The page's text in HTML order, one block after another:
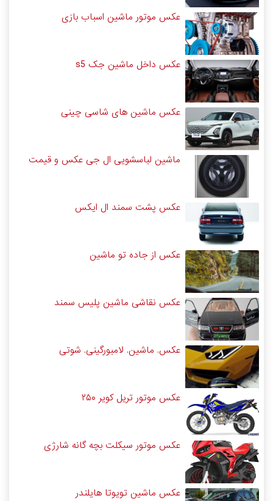
عکس موتور ماشین اسباب بازی
عکس داخل ماشین جک s5
عکس ماشین های شاسی چینی
ماشین لباسشویی ال جی عکس و قیمت
عکس پشت سمند ال ایکس
عکس از جاده تو ماشین
عکس نقاشی ماشین پلیس سمند
عکس. ماشین. لامبورگینی. شوتی
عکس موتور تریل کویر ۲۵۰
عکس موتور سیکلت بچه گانه شارژی
عکس ماشین تویوتا هایلندر